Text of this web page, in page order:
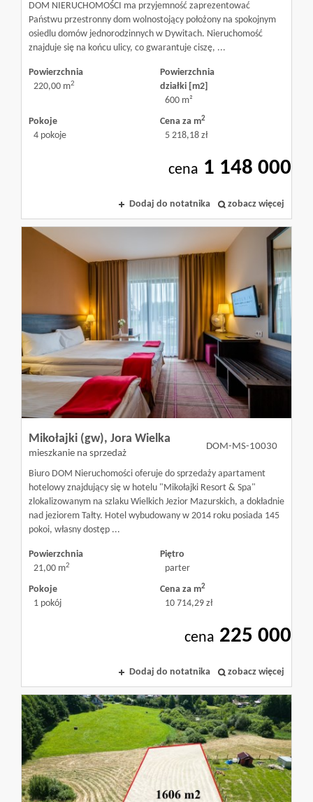
DOM NIERUCHOMOŚCI ma przyjemność zaprezentować
Państwu przestronny dom wolnostojący położony na spokojnym
osiedlu domów jednorodzinnych w Dywitach. Nieruchomość
znajduje się na końcu ulicy, co gwarantuje ciszę, ...
Powierzchnia
220,00 m2
Powierzchnia
działki [m2]
600 m²
Pokoje
4 pokoje
Cena za m2
5 218,18 zł
cena 1 148 000
Dodaj do notatnika zobacz więcej
Mikołajki (gw), Jora Wielka
mieszkanie na sprzedaż
DOM-MS-10030
Biuro DOM Nieruchomości oferuje do sprzedaży apartament
hotelowy znajdujący się w hotelu "Mikołajki Resort & Spa"
zlokalizowanym na szlaku Wielkich Jezior Mazurskich, a dokładnie
nad jeziorem Tałty. Hotel wybudowany w 2014 roku posiada 145
pokoi, własny dostęp ...
Powierzchnia
21,00 m2
Piętro
parter
Pokoje
1 pokój
Cena za m2
10 714,29 zł
cena 225 000
Dodaj do notatnika zobacz więcej